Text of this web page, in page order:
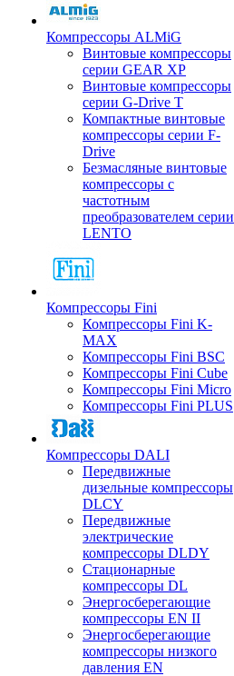
Компрессоры ALMiG
Винтовые компрессоры
серии GEAR XP
Винтовые компрессоры
серии G-Drive T
Компактные винтовые
компрессоры серии F-
Drive
Безмасляные винтовые
компрессоры с
частотным
преобразователем серии
LENTO
Компрессоры Fini
Компрессоры Fini K-
MAX
Компрессоры Fini BSC
Компрессоры Fini Cube
Компрессоры Fini Micro
Компрессоры Fini PLUS
Компрессоры DALI
Передвижные
дизельные компрессоры
DLCY
Передвижные
электрические
компрессоры DLDY
Стационарные
компрессоры DL
Энергосберегающие
компрессоры EN II
Энергосберегающие
компрессоры низкого
давления EN